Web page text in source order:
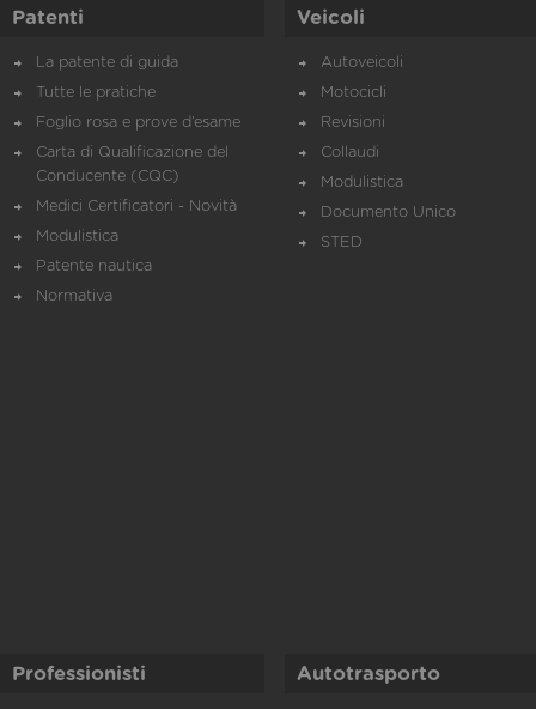
Patenti
La patente di guida
Tutte le pratiche
Foglio rosa e prove d’esame
Carta di Qualificazione del
Conducente (CQC)
Medici Certificatori - Novità
Modulistica
Patente nautica
Normativa
Veicoli
Autoveicoli
Motocicli
Revisioni
Collaudi
Modulistica
Documento Unico
STED
Professionisti Autotrasporto